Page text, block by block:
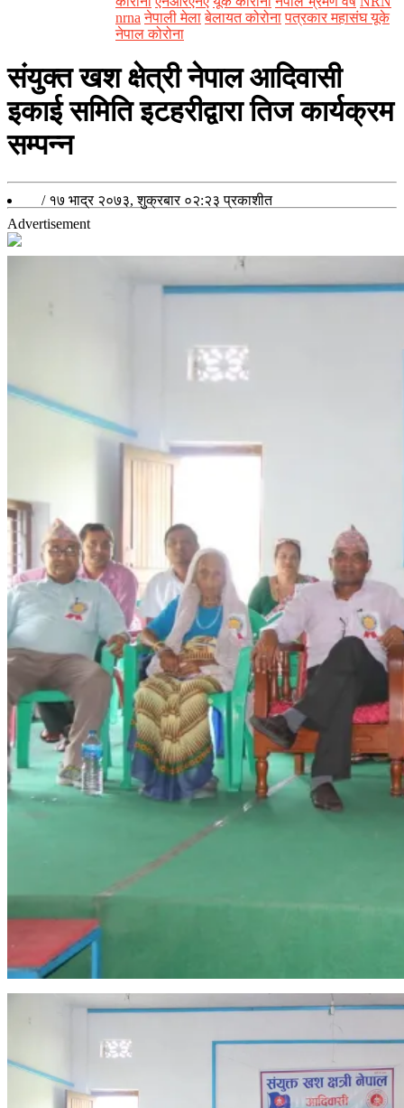
nrna नेपाली मेला बेलायत कोरोना पत्रकार महासंघ यूके
नेपाल कोरोना
संयुक्त खश क्षेत्री नेपाल आदिवासी
इकाई समिति इटहरीद्वारा तिज कार्यक्रम
सम्पन्न
/ १७ भाद्र २०७३, शुक्रबार ०२:२३ प्रकाशीत
Advertisement